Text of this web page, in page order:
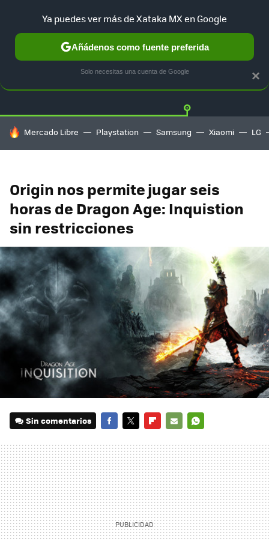
Twitter
HOY SE HABLA DE
Mercado Libre Playstation Samsung Xiaomi LG
Origin nos permite jugar seis
horas de Dragon Age: Inquistion
sin restricciones
Sin comentarios
MAIL
×
Ya puedes ver más de Xataka MX en Google
Añádenos como fuente preferida
Solo necesitas una cuenta de Google